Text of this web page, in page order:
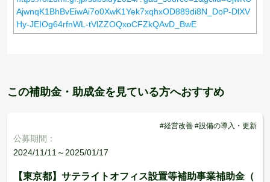
AjwnqK1BhBvEiwAi7o0XwK1Yek7xqhxOD889di8N_DoP-DlXV
Hy-JEIOg64rfnWL-tVlZZOQxoCFZkQAvD_BwE
この補助金・助成金を見ている方へおすすめ
#経営改善 #設備の導入・更新
公募期間：
2024/11/11～2025/01/17
【東京都】サテライトオフィス設置等補助事業補助金（